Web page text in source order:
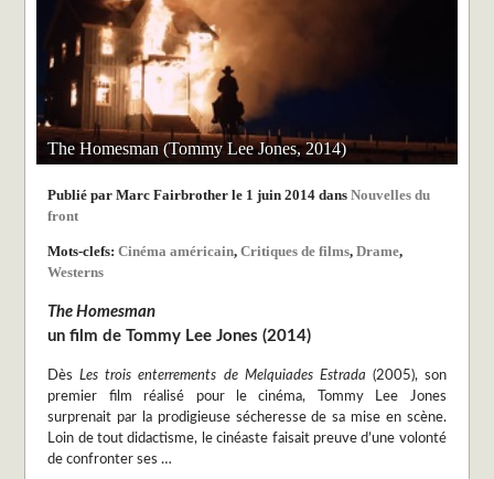
The Homesman (Tommy Lee Jones, 2014)
Publié par Marc Fairbrother le 1 juin 2014 dansNouvelles du
front
Mots-clefs:Cinéma américain,Critiques de films,Drame,
Westerns
The Homesman
un film de Tommy Lee Jones (2014)
DèsLes trois enterrements de Melquiades Estrada (2005), son
premier film réalisé pour le cinéma, Tommy Lee Jones
surprenait par la prodigieuse sécheresse de sa mise en scène.
Loin de tout didactisme, le cinéaste faisait preuve d’une volonté
de confronter ses …